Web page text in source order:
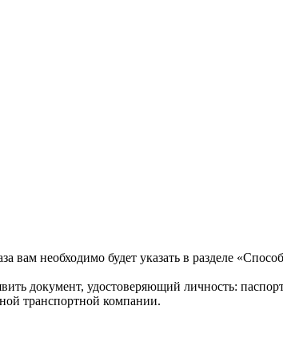
вам необходимо будет указать в разделе
документ, удостоверяющий личность:
транспортной компании.